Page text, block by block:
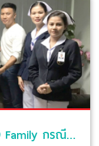
แทนคำขอบคุณจากผู้ป่วย BPK9 Family กรณีช่วยเหลืออุปการะผู้ป่วยเหตุการณ์อาชญากรรม